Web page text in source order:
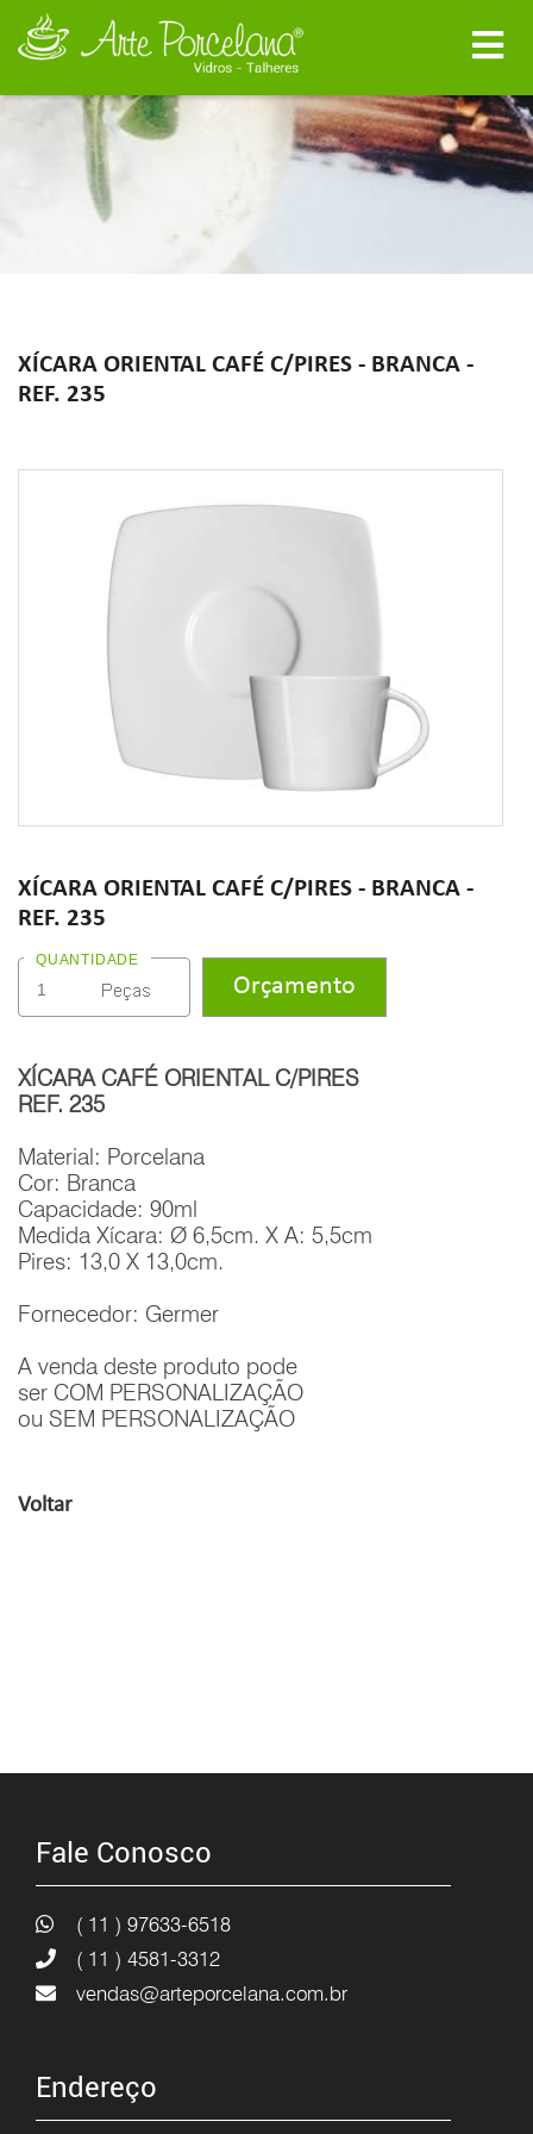
XÍCARA ORIENTAL CAFÉ C/PIRES - BRANCA -
REF. 235
XÍCARA ORIENTAL CAFÉ C/PIRES - BRANCA -
REF. 235
QUANTIDADE
XÍCARA CAFÉ ORIENTAL C/PIRES
REF. 235
Material: Porcelana
Cor: Branca
Capacidade: 90ml
Medida Xícara: Ø 6,5cm. X A: 5,5cm
Pires: 13,0 X 13,0cm.
Fornecedor: Germer
A venda deste produto pode
ser COM PERSONALIZAÇÃO
ou SEM PERSONALIZAÇÃO
Voltar
Fale Conosco
( 11 ) 97633-6518
( 11 ) 4581-3312
vendas@arteporcelana.com.br
Endereço